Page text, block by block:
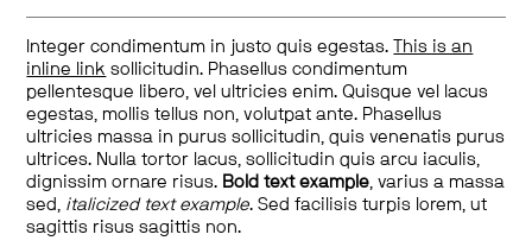
Integer condimentum in justo quis egestas.
This is an
inline link sollicitudin. Phasellus condimentum
pellentesque libero, vel ultricies enim. Quisque vel lacus
egestas, mollis tellus non, volutpat ante. Phasellus
ultricies massa in purus sollicitudin, quis venenatis purus
ultrices. Nulla tortor lacus, sollicitudin quis arcu iaculis,
dignissim ornare risus. Bold text example, varius a massa
sed, italicized text example. Sed facilisis turpis lorem, ut
sagittis risus sagittis non.